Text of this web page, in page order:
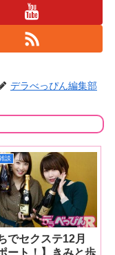
デラべっぴん編集部
談
でセクステ12月